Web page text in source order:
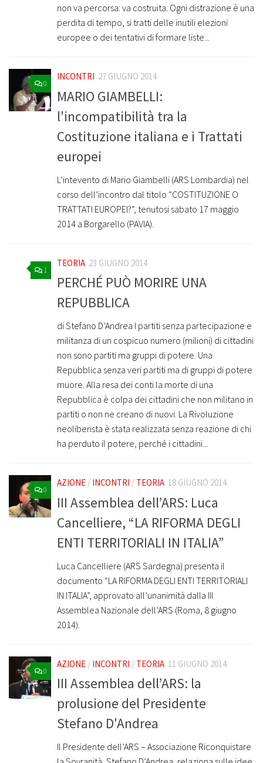
non va percorsa: va costruita. Ogni distrazione è una
perdita di tempo, si tratti delle inutili elezioni
europee o dei tentativi di formare liste...
0
INCONTRI 27 GIUGNO 2014
MARIO GIAMBELLI:
l'incompatibilità tra la
Costituzione italiana e i Trattati
europei
L’intevento di Mario Giambelli (ARS Lombardia) nel
corso dell’incontro dal titolo “COSTITUZIONE O
TRATTATI EUROPEI?”, tenutosi sabato 17 maggio
2014 a Borgarello (PAVIA).
1
TEORIA 23 GIUGNO 2014
PERCHÉ PUÒ MORIRE UNA
REPUBBLICA
di Stefano D’Andrea I partiti senza partecipazione e
militanza di un cospicuo numero (milioni) di cittadini
non sono partiti ma gruppi di potere. Una
Repubblica senza veri partiti ma di gruppi di potere
muore. Alla resa dei conti la morte di una
Repubblica è colpa dei cittadini che non militano in
partiti o non ne creano di nuovi. La Rivoluzione
neoliberista è stata realizzata senza reazione di chi
ha perduto il potere, perché i cittadini...
0
AZIONE / INCONTRI / TEORIA 18 GIUGNO 2014
III Assemblea dell’ARS: Luca
Cancelliere, “LA RIFORMA DEGLI
ENTI TERRITORIALI IN ITALIA”
Luca Cancelliere (ARS Sardegna) presenta il
documento “LA RIFORMA DEGLI ENTI TERRITORIALI
IN ITALIA”, approvato all’unanimità dalla III
Assemblea Nazionale dell’ARS (Roma, 8 giugno
2014).
0
AZIONE / INCONTRI / TEORIA 11 GIUGNO 2014
III Assemblea dell’ARS: la
prolusione del Presidente
Stefano D'Andrea
Il Presidente dell’ARS – Associazione Riconquistare